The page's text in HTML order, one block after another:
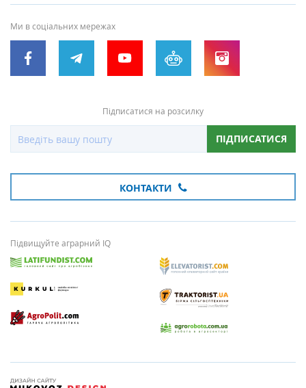
Ми в соціальних мережах
Підписатися на розсилку
ПІДПИСАТИСЯ
КОНТАКТИ
Підвищуйте аграрний IQ